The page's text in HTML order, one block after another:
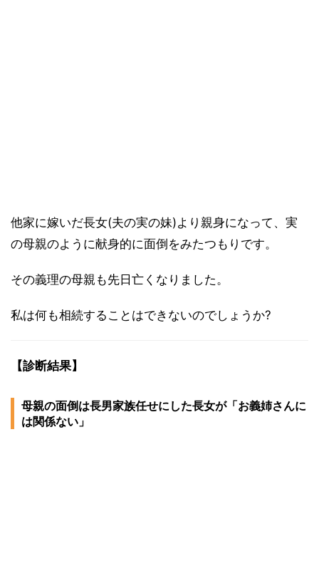
他家に嫁いだ長女(夫の実の妹)より親身になって、実
の母親のように献身的に面倒をみたつもりです。
その義理の母親も先日亡くなりました。
私は何も相続することはできないのでしょうか?
【診断結果】
母親の面倒は長男家族任せにした長女が「お義姉さんに
は関係ない」